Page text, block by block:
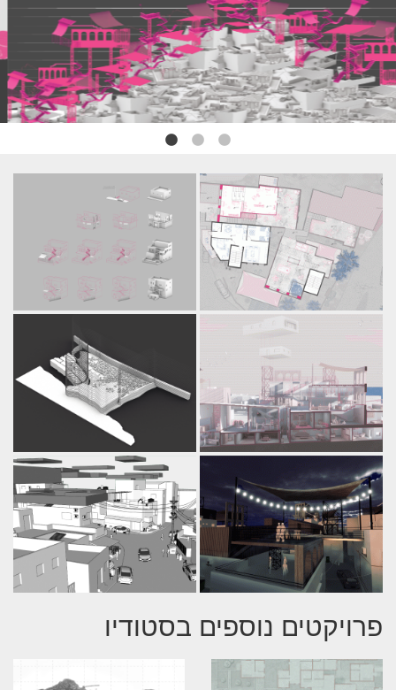
פרויקטים נוספים בסטודיו